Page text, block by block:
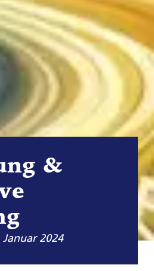
&
Januar 2024